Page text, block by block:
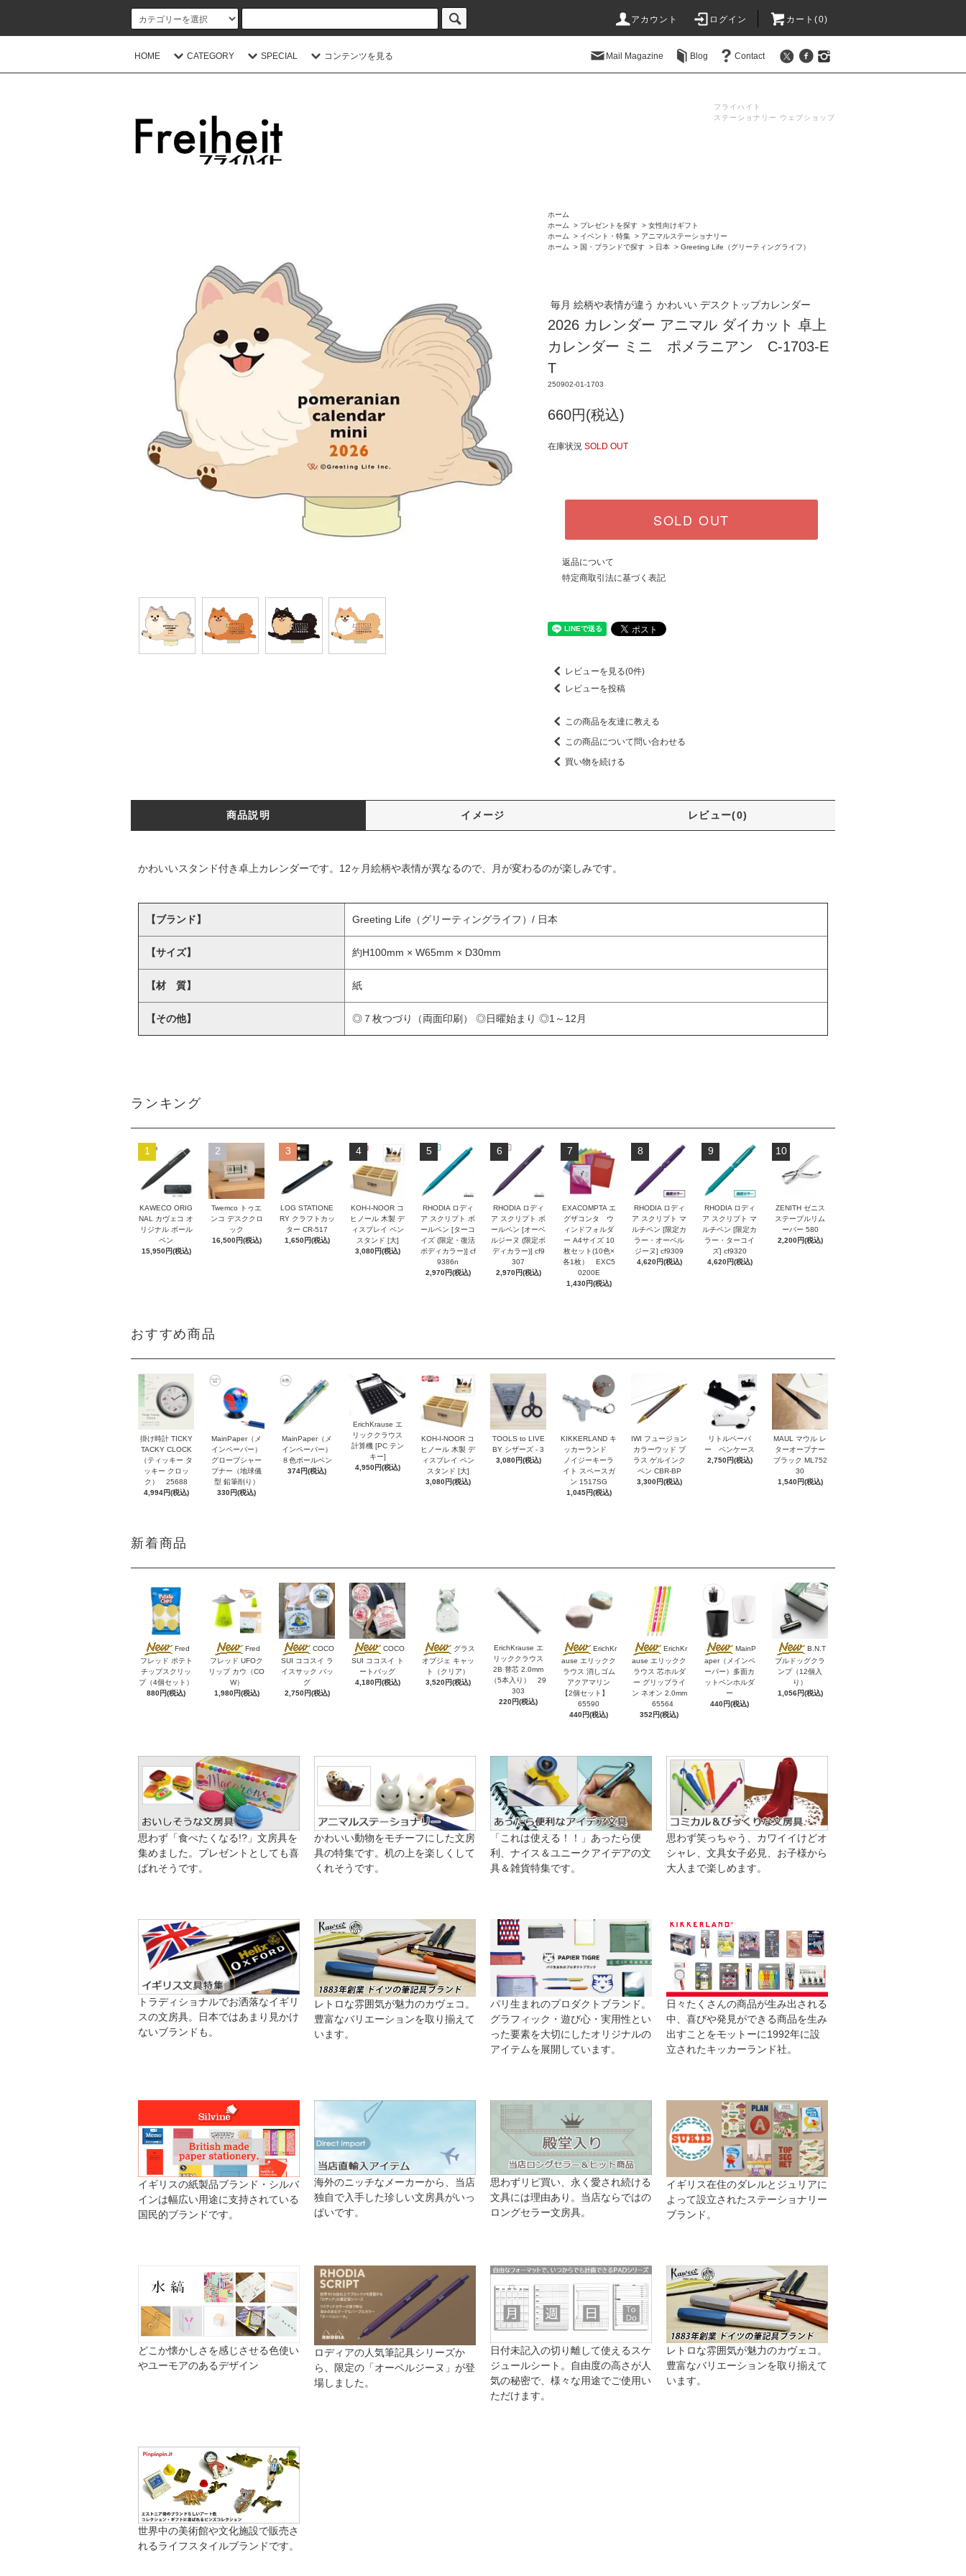
アカウント ログイン カート(0)
HOME CATEGORY SPECIAL コンテンツを見る Mail Magazine Blog Contact
フライハイト
ステーショナリー ウェブショップ
ホーム
ホーム
> プレゼントを探す > 女性向けギフト
ホーム
> イベント・特集 > アニマルステーショナリー
ホーム
> 国・ブランドで探す > 日本 > Greeting Life（グリーティングライフ）
毎月 絵柄や表情が違う かわいい デスクトップカレンダー
2026 カレンダー アニマル ダイカット 卓上
カレンダー ミニ ポメラニアン C-1703-E
T
250902-01-1703
660円(税込)
在庫状況 SOLD OUT
SOLD OUT
返品について
特定商取引法に基づく表記
レビューを見る(0件)
レビューを投稿
この商品を友達に教える
この商品について問い合わせる
買い物を続ける
商品説明 イメージ レビュー(0)
かわいいスタンド付き卓上カレンダーです。12ヶ月絵柄や表情が異なるので、月が変わるのが楽しみです。
【ブランド】 Greeting Life（グリーティングライフ）/ 日本
【サイズ】 約H100mm × W65mm × D30mm
【材 質】 紙
【その他】 ◎７枚つづり（両面印刷） ◎日曜始まり ◎1～12月
ランキング
1
KAWECO ORIG
NAL カヴェコ オ
リジナル ボール
ペン
15,950円(税込)
2
Twemco トゥエ
ンコ デスククロ
ック
16,500円(税込)
3
LOG STATIONE
RY クラフトカッ
ター CR-517
1,650円(税込)
4
KOH-I-NOOR コ
ヒノール 木製 デ
ィスプレイ ペン
スタンド [大]
3,080円(税込)
5
RHODIA ロディ
ア スクリプト ボ
ールペン [ターコ
イズ (限定・復活
ボディカラー)] cf
9386n
2,970円(税込)
6
RHODIA ロディ
ア スクリプト ボ
ールペン [オーベ
ルジーヌ (限定ボ
ディカラー)] cf9
307
2,970円(税込)
7
EXACOMPTA エ
グザコンタ ウ
ィンドフォルダ
ー A4サイズ 10
枚セット(10色×
各1枚） EXC5
0200E
1,430円(税込)
8
RHODIA ロディ
ア スクリプト マ
ルチペン [限定カ
ラー・オーベル
ジーヌ] cf9309
4,620円(税込)
9
RHODIA ロディ
ア スクリプト マ
ルチペン [限定カ
ラー・ターコイ
ズ] cf9320
4,620円(税込)
10
ZENITH ゼニス
ステープルリム
ーバー 580
2,200円(税込)
おすすめ商品
掛け時計 TICKY
TACKY CLOCK
（ティッキー タ
ッキー クロッ
ク） 25688
4,994円(税込)
MainPaper（メ
インペーパー）
グローブシャー
プナー（地球儀
型 鉛筆削り）
330円(税込)
MainPaper（メ
インペーパー）
８色ボールペン
374円(税込)
ErichKrause エ
リッククラウス
計算機 [PC テン
キー]
4,950円(税込)
KOH-I-NOOR コ
ヒノール 木製 デ
ィスプレイ ペン
スタンド [大]
3,080円(税込)
TOOLS to LIVE
BY シザーズ - 3
3,080円(税込)
KIKKERLAND キ
ッカーランド
ノイジーキーラ
イト スペースガ
ン 1517SG
1,045円(税込)
IWI フュージョン
カラーウッド ブ
ラス ゲルインク
ペン CBR-BP
3,300円(税込)
リトルペーパ
ー ペンケース
2,750円(税込)
MAUL マウル レ
ターオープナー
ブラック ML752
30
1,540円(税込)
新着商品
Fred
フレッド ポテト
チップスクリッ
プ（4個セット）
880円(税込)
Fred
フレッド UFOク
リップ カウ（CO
W）
1,980円(税込)
COCO
SUI ココスイ ラ
イスサック バッ
グ
2,750円(税込)
COCO
SUI ココスイ ト
ートバッグ
4,180円(税込)
グラス
オブジェ キャッ
ト（クリア）
3,520円(税込)
ErichKrause エ
リッククラウス
2B 替芯 2.0mm
（5本入り） 29
303
220円(税込)
ErichKr
ause エリックク
ラウス 消しゴム
アクアマリン
【2個セット】
65590
440円(税込)
ErichKr
ause エリックク
ラウス 芯ホルダ
ー グリップライ
ン ネオン 2.0mm
65564
352円(税込)
MainP
aper（メインペ
ーパー）多面カ
ットペンホルダ
ー
440円(税込)
B.N.T
ブルドッグクラ
ンプ（12個入
り）
1,056円(税込)
思わず「食べたくなる!?」文房具を
集めました。プレゼントとしても喜
ばれそうです。
かわいい動物をモチーフにした文房
具の特集です。机の上を楽しくして
くれそうです。
「これは使える！！」あったら便
利、ナイス＆ユニークアイデアの文
具＆雑貨特集です。
思わず笑っちゃう、カワイイけどオ
シャレ、文具女子必見、お子様から
大人まで楽しめます。
トラディショナルでお洒落なイギリ
スの文房具。日本ではあまり見かけ
ないブランドも。
レトロな雰囲気が魅力のカヴェコ。
豊富なバリエーションを取り揃えて
います。
パリ生まれのプロダクトブランド。
グラフィック・遊び心・実用性とい
った要素を大切にしたオリジナルの
アイテムを展開しています。
日々たくさんの商品が生み出される
中、喜びや発見ができる商品を生み
出すことをモットーに1992年に設
立されたキッカーランド社。
イギリスの紙製品ブランド・シルバ
インは幅広い用途に支持されている
国民的ブランドです。
海外のニッチなメーカーから、当店
独自で入手した珍しい文房具がいっ
ぱいです。
思わずリピ買い、永く愛され続ける
文具には理由あり。当店ならではの
ロングセラー文房具。
イギリス在住のダレルとジュリアに
よって設立されたステーショナリー
ブランド。
どこか懐かしさを感じさせる色使い
やユーモアのあるデザイン
ロディアの人気筆記具シリーズか
ら、限定の「オーベルジーヌ」が登
場しました。
日付未記入の切り離して使えるスケ
ジュールシート。自由度の高さが人
気の秘密で、様々な用途でご使用い
ただけます。
レトロな雰囲気が魅力のカヴェコ。
豊富なバリエーションを取り揃えて
います。
世界中の美術館や文化施設で販売さ
れるライフスタイルブランドです。